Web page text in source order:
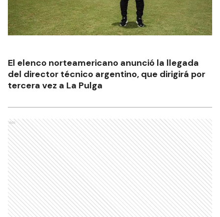
El elenco norteamericano anunció la llegada
del director técnico argentino, que dirigirá por
tercera vez a La Pulga
Ads